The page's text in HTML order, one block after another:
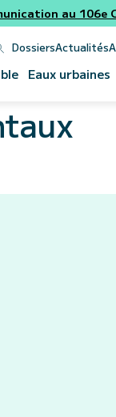
au 106e
DossiersActualités
Eaux urbaines